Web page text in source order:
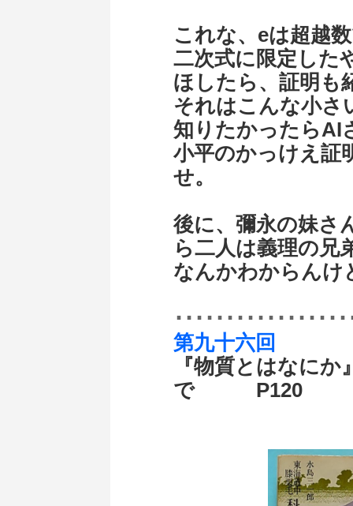
これな、eは超越
二次式に限定した
ほしたら、証明も
それはこんな小さ
知りたかったらAI
小平のかっけえ証
せ。
後に、彌永の妹さ
ら二人は義理の兄
なんかわからんけ
････････････････
第九十六回
『物質とはなに
で P120